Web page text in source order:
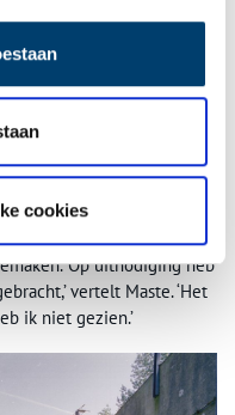
cookies
baby horen huilen. En
ze dat er in het
verkracht, wier geest nog
ik nooit geesten gezien in
nuchter weten. Dat
als leermeester
stichting begeleidt
een vak leren. De
hadden gezien. Dat
‘Op uitnodiging heb
vertelt Maste. ‘Het
ik niet gezien.’